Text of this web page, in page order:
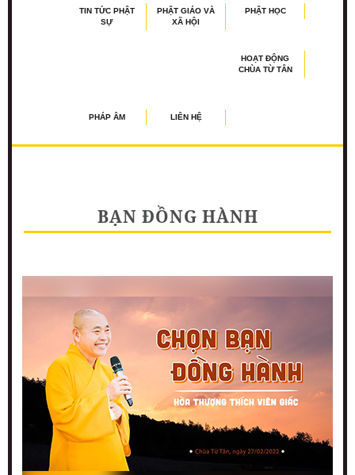
TIN TỨC PHẬT
SỰ
PHẬT GIÁO VÀ
XÃ HỘI
PHẬT HỌC
HOẠT ĐỘNG
CHÙA TỪ TÂN
PHÁP ÂM LIÊN HỆ
BẠN ĐỒNG HÀNH